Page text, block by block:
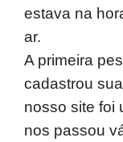
estava na
ar.
A primeira
cadastrou
nosso site foi
nos passou